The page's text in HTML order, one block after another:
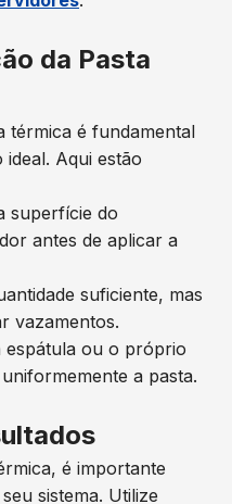
da Pasta
térmica é fundamental
Aqui estão
superfície do
antes de aplicar a
suficiente, mas
vazamentos.
espátula ou o próprio
a pasta.
é importante
sistema. Utilize